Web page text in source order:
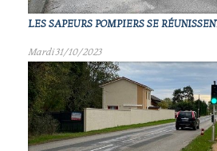
LES SAPEURS POMPIERS SE
Mardi 31/10/2023